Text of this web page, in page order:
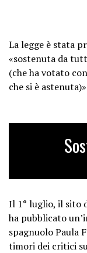
La legge è stata
«sostenuta da
(che ha votato
che si è
Il 1° luglio, il sito
ha pubblicato
spagnuolo Paula
timori dei critici